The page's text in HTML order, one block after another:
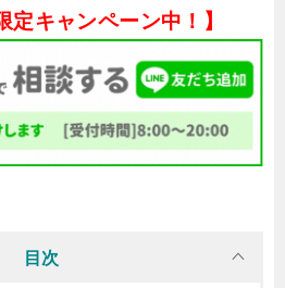
定キャンペーン中！】
目次